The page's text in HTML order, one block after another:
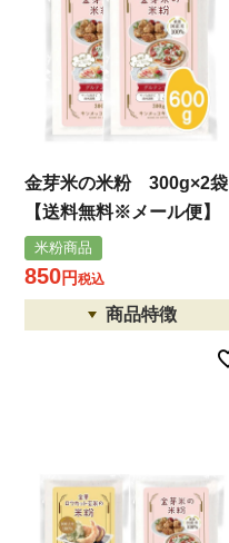
金芽米の米粉 300g×2袋
【送料無料※メール便】
米粉商品
850 税込